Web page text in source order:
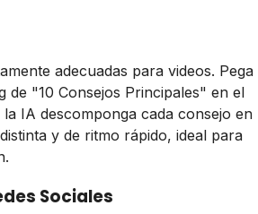
adecuadas para videos. Pega
de "10 Consejos Principales" en el
IA descomponga cada consejo en
y de ritmo rápido, ideal para
Sociales